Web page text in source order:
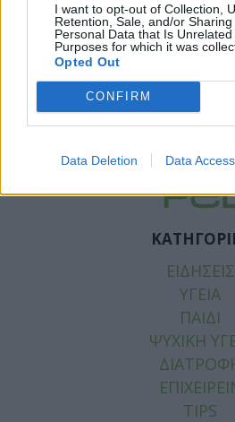
I want to opt-out of Collection,
Retention, Sale, and/or
Personal Data that Is
Purposes for which it was
Opted Out
CONFIRM
Data Deletion Data Access
Facebook
Twitter
ΕΙΔΗΣΕΙΣ
ΥΓΕΙΑ
ΠΑΙΔΙ
ΨΥΧΙΚΗ
TIPS